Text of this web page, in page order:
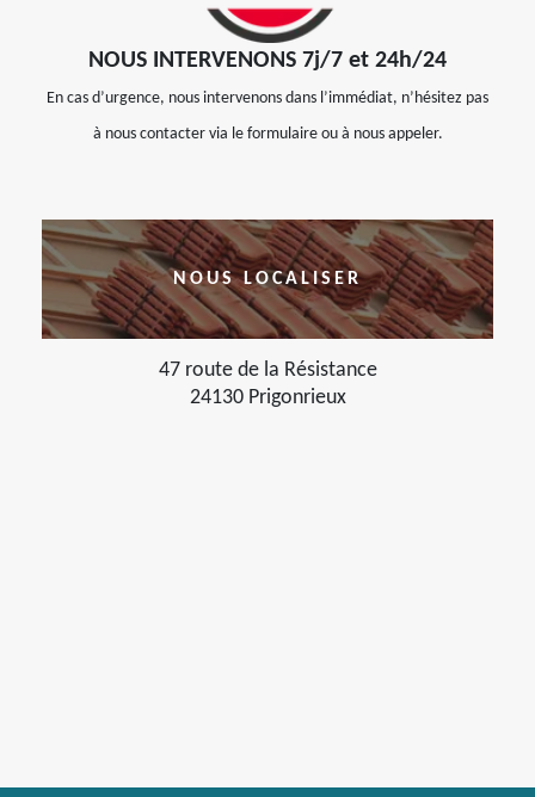
NOUS INTERVENONS 7j/7 et 24h/24
En cas d’urgence, nous intervenons dans l’immédiat, n’hésitez pas
à nous contacter via le formulaire ou à nous appeler.
NOUS LOCALISER
47 route de la Résistance
24130 Prigonrieux